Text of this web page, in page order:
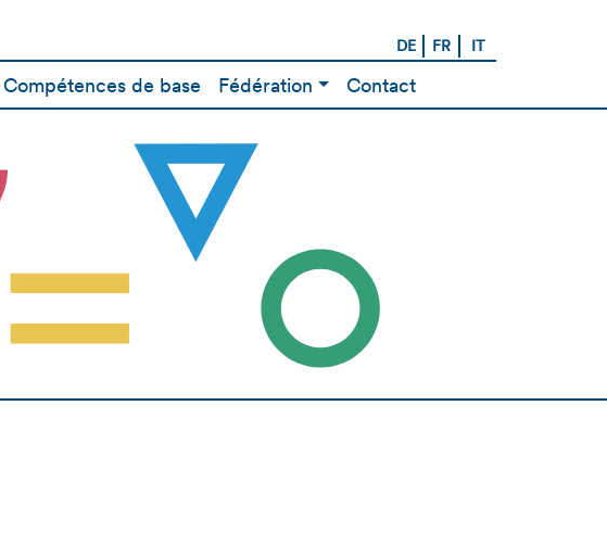
DE FR IT
Compétences de base Fédération Contact